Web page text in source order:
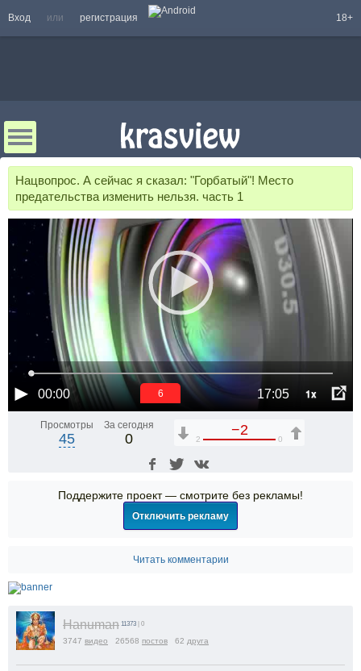
Вход или регистрация 18+
Нацвопрос. А сейчас я сказал: "Горбатый"! Место
предательства изменить нельзя. часть 1
00:00 17:05 1x
6
Просмотры
45
За сегодня
0
−2
2 0
Поддержите проект — смотрите без рекламы!
Отключить рекламу
Читать комментарии
Hanuman 11373 | 0
3747 видео 26568 постов 62 друга